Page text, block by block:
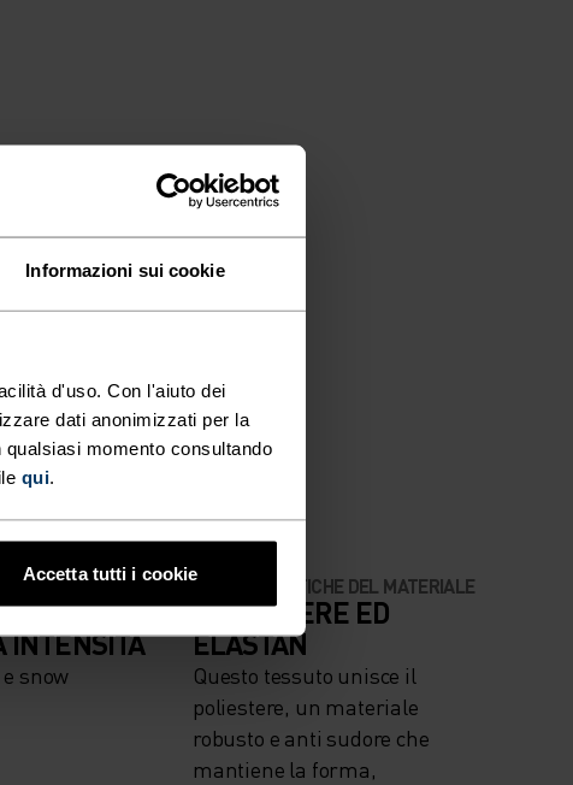
Informazioni sui cookie
d'uso. Con l'aiuto dei
dati anonimizzati per la
momento consultando
qui.
Accetta tutti i cookie
INTENSITÀ
snow
CARATTERISTICHE DEL MATERIALE
POLIESTERE ED
ELASTAN
Questo tessuto unisce il
poliestere, un materiale
robusto e anti sudore che
mantiene la forma,